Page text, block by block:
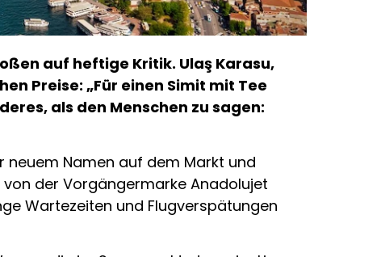
auf heftige Kritik. Ulaş Karasu,
Preise: „Für einen Simit mit Tee
als den Menschen zu sagen:
neuem Namen auf dem Markt und
der Vorgängermarke Anadolujet
Wartezeiten und Flugverspätungen